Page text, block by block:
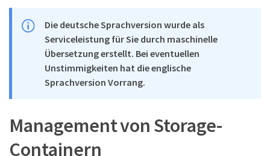
Die deutsche Sprachversion wurde als
Serviceleistung für Sie durch maschinelle
Übersetzung erstellt. Bei eventuellen
Unstimmigkeiten hat die englische
Sprachversion Vorrang.
Management von Storage-
Containern